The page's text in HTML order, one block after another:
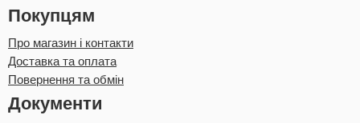
Покупцям
Про магазин і контакти
Доставка та оплата
Повернення та обмін
Документи